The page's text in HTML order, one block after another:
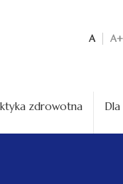
A A+
zdrowotna